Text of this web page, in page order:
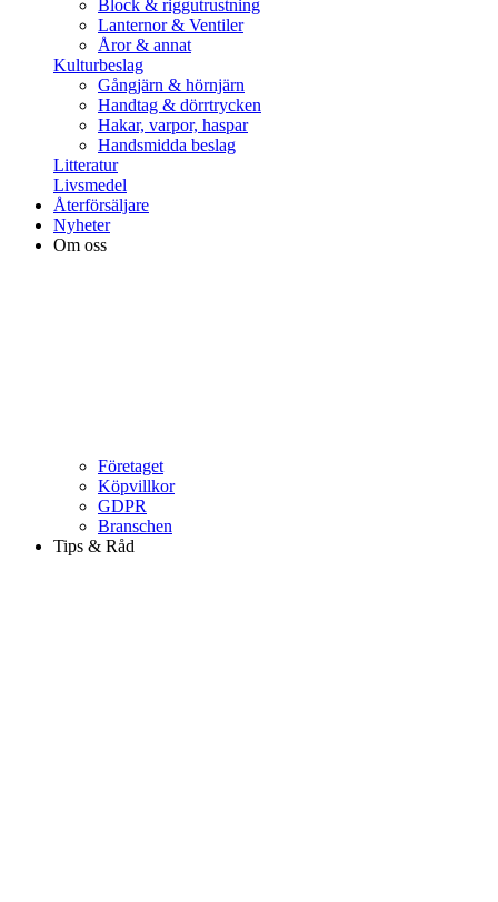
Block & riggutrustning
Lanternor & Ventiler
Åror & annat
Kulturbeslag
Gångjärn & hörnjärn
Handtag & dörrtrycken
Hakar, varpor, haspar
Handsmidda beslag
Litteratur
Livsmedel
Återförsäljare
Nyheter
Om oss
Företaget
Köpvillkor
GDPR
Branschen
Tips & Råd